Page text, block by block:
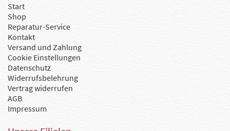
Start
Shop
Reparatur-Service
Kontakt
Versand und Zahlung
Cookie Einstellungen
Datenschutz
Widerrufsbelehrung
Vertrag widerrufen
AGB
Impressum